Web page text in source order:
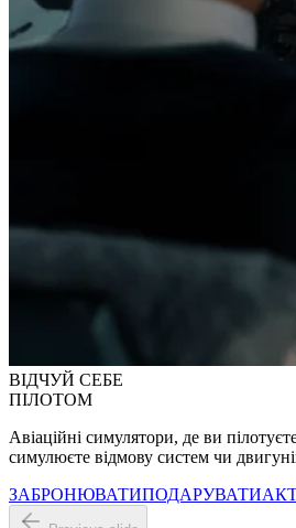
ВІДЧУЙ СЕБЕ
ПІЛОТОМ
Авіаційні симулятори, де ви
симулюєте відмову систем чи
ЗАБРОНЮВАТИПОДАРУВАТИ